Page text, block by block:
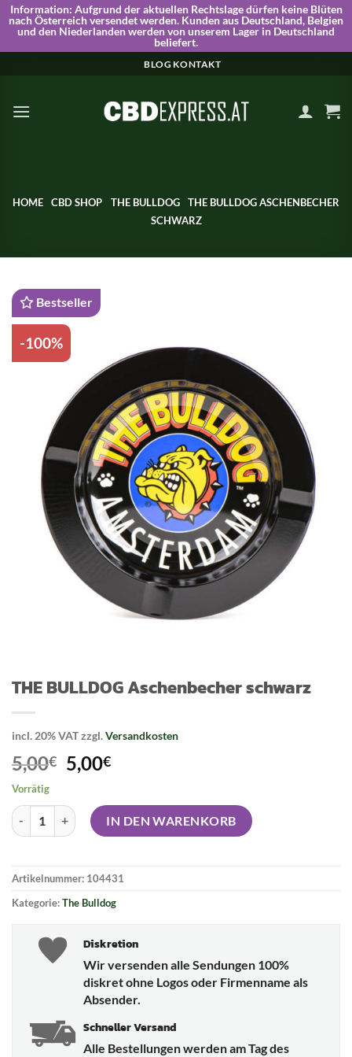
Information: Aufgrund der aktuellen Rechtslage dürfen keine Blüten
nach Österreich versendet werden. Kunden aus Deutschland, Belgien
und den Niederlanden werden von unserem Lager in Deutschland
beliefert.
BLOG KONTAKT
HOME CBD SHOP THE BULLDOG
THE BULLDOG ASCHENBECHER
SCHWARZ
-100%
Bestseller
THE BULLDOG Aschenbecher schwarz
incl. 20% VATzzgl.Versandkosten
5,00€ Original
price
was:
5,00€.
5,00€Current
is:
5,00€.
Vorrätig
THE BULLDOG Aschenbecher schwarz Menge
IN DEN WARENKORB
Artikelnummer: 104431
Kategorie:The Bulldog
Diskretion
Wir versenden alle Sendungen 100%
diskret ohne Logos oder Firmenname als
Absender.
Schneller Versand
Alle Bestellungen werden am Tag des